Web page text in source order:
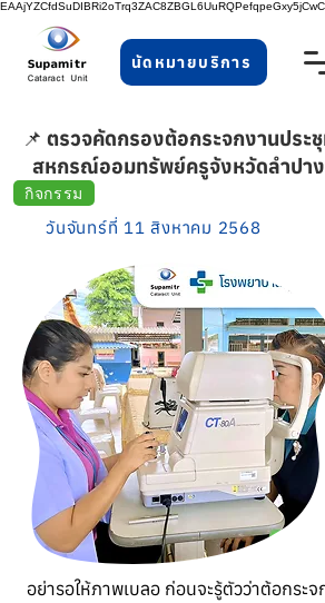
นัดหมายบริการ
📌 ตรวจคัดกรองต้อกระจกงานประ
สหกรณ์ออมทรัพย์ครูจังหวัดลำปาง
กิจกรรม
วันจันทร์ที่ 11 สิงหาคม 2568
อย่ารอให้ภาพเบลอ ก่อนจะรู้ตัวว่าต้อกระจ